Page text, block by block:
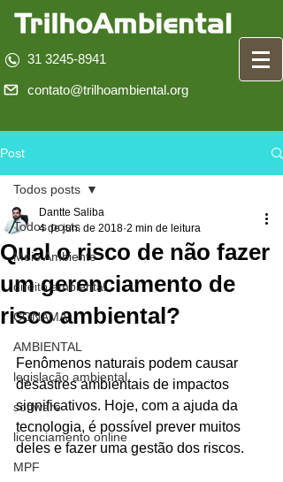
31 3245-8941
contato@trilhoambiental.org
Post
Todos posts
Meio Ambiente
direito ambiental
CONAMA
AMBIENTAL
legislação ambiental
software
licenciamento online
MPF
Todos posts
Qual o risco de não fazer
um gerenciamento de
risco ambiental?
Dantte Saliba
4 de jun. de 2018 2 min de leitura
Fenômenos naturais podem causar
desastres ambientais de impactos
significativos. Hoje, com a ajuda da
tecnologia, é possível prever muitos
deles e fazer uma gestão dos riscos.